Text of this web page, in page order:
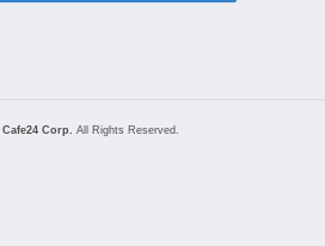
Cafe24 Corp. All Rights Reserved.